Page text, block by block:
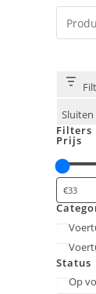
Zoeken
Sluiten
Filters
Prijs
Status
Status
Op